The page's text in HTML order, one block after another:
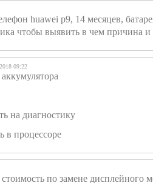
фон huawei p9, 14 месяцев,
чтобы выявить в чем причина
09:22
на диагностику
в процессоре
по замене дисплейного